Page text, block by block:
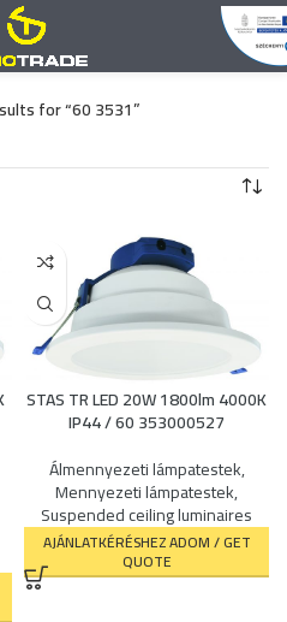
for “60 3531”
STAS TR LED 20W 1800lm 4000K
IP44 / 60 353000527
Álmennyezeti lámpatestek,
Mennyezeti lámpatestek,
Suspended ceiling luminaires
AJÁNLATKÉRÉSHEZ ADOM / GET
QUOTE